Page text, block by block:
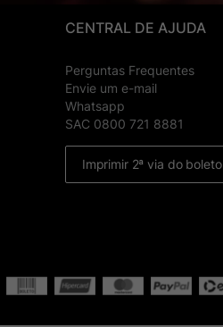
CENTRAL DE AJUDA
Perguntas Frequentes
Envie um e-mail
Whatsapp
SAC 0800 721 8881
Imprimir 2ª via do boleto